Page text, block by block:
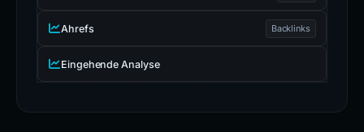
Ahrefs Backlinks
Eingehende Analyse